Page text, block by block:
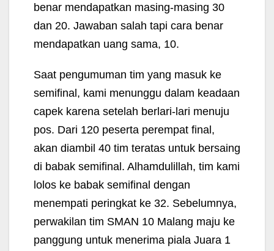
benar mendapatkan masing-masing 30
dan 20. Jawaban salah tapi cara benar
mendapatkan uang sama, 10.
Saat pengumuman tim yang masuk ke
semifinal, kami menunggu dalam keadaan
capek karena setelah berlari-lari menuju
pos. Dari 120 peserta perempat final,
akan diambil 40 tim teratas untuk bersaing
di babak semifinal. Alhamdulillah, tim kami
lolos ke babak semifinal dengan
menempati peringkat ke 32. Sebelumnya,
perwakilan tim SMAN 10 Malang maju ke
panggung untuk menerima piala Juara 1